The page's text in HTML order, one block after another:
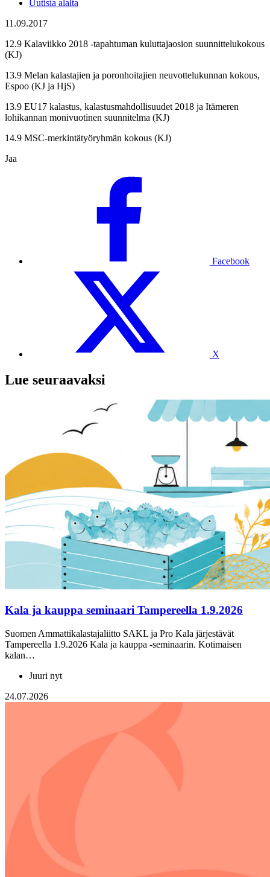
Uutisia alalta
11.09.2017
12.9 Kalaviikko 2018 -tapahtuman kuluttajaosion suunnittelukokous
(KJ)
13.9 Melan kalastajien ja poronhoitajien neuvottelukunnan kokous,
Espoo (KJ ja HjS)
13.9 EU17 kalastus, kalastusmahdollisuudet 2018 ja Itämeren
lohikannan monivuotinen suunnitelma (KJ)
14.9 MSC-merkintätyöryhmän kokous (KJ)
Jaa
Facebook
X
Lue seuraavaksi
Kala ja kauppa seminaari Tampereella 1.9.2026
Suomen Ammattikalastajaliitto SAKL ja Pro Kala järjestävät
Tampereella 1.9.2026 Kala ja kauppa -seminaarin. Kotimaisen
kalan…
Juuri nyt
24.07.2026